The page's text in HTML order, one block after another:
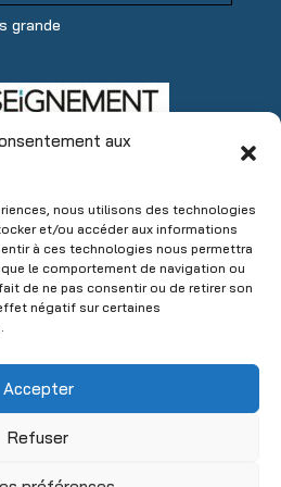
aux
nous utilisons des technologies
et/ou accéder aux informations
à ces technologies nous permettra
le comportement de navigation ou
de ne pas consentir ou de retirer son
négatif sur certaines
Accepter
Refuser
grande